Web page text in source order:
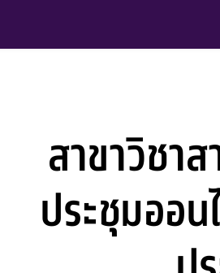
สาขาวิชา
ประชุมออ